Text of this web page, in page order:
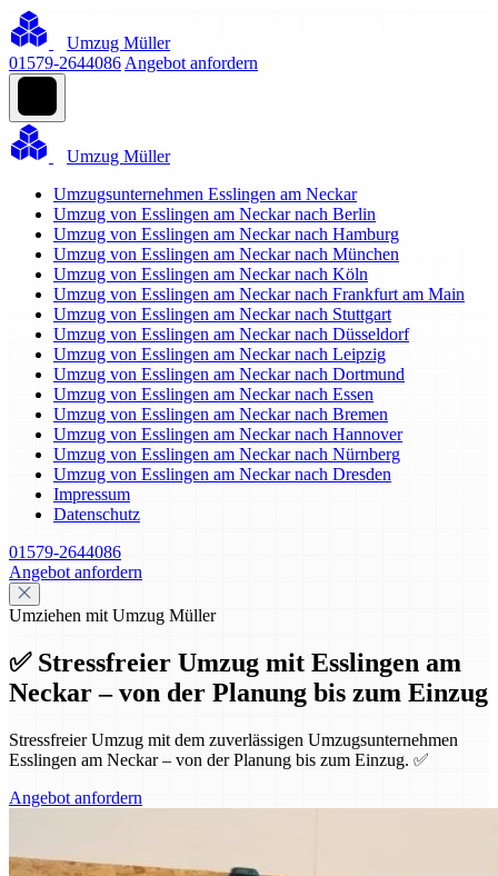
Umzug Müller
01579-2644086 Angebot anfordern
Umzug Müller
Umzugsunternehmen Esslingen am Neckar
Umzug von Esslingen am Neckar nach Berlin
Umzug von Esslingen am Neckar nach Hamburg
Umzug von Esslingen am Neckar nach München
Umzug von Esslingen am Neckar nach Köln
Umzug von Esslingen am Neckar nach Frankfurt am Main
Umzug von Esslingen am Neckar nach Stuttgart
Umzug von Esslingen am Neckar nach Düsseldorf
Umzug von Esslingen am Neckar nach Leipzig
Umzug von Esslingen am Neckar nach Dortmund
Umzug von Esslingen am Neckar nach Essen
Umzug von Esslingen am Neckar nach Bremen
Umzug von Esslingen am Neckar nach Hannover
Umzug von Esslingen am Neckar nach Nürnberg
Umzug von Esslingen am Neckar nach Dresden
Impressum
Datenschutz
01579-2644086
Angebot anfordern
Umziehen mit Umzug Müller
✅ Stressfreier Umzug mit Esslingen am
Neckar – von der Planung bis zum Einzug
Stressfreier Umzug mit dem zuverlässigen Umzugsunternehmen
Esslingen am Neckar – von der Planung bis zum Einzug. ✅
Angebot anfordern